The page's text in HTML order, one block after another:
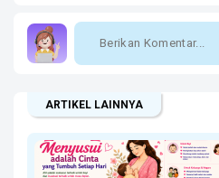
ARTIKEL LAINNYA